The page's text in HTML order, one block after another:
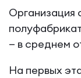
Организация
— в среднем
На первых